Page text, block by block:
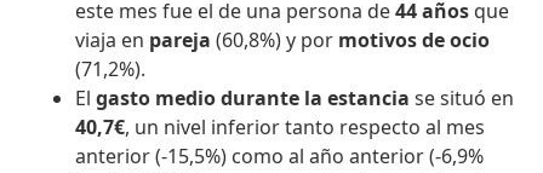
este mes fue el de una persona de44 años que
viaja en pareja (60,8%) y por motivos de ocio
(71,2%).
Elgasto medio durante la estancia se situó en
40,7€, un nivel inferior tanto respecto al mes
anterior (-15,5%) como al año anterior (-6,9%